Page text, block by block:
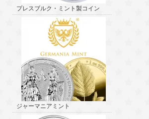
プレスブルク・ミント製コイン
ジャーマニアミント